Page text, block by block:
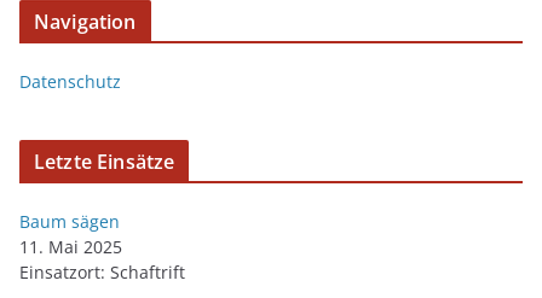
Navigation
Datenschutz
Letzte Einsätze
Baum sägen
11. Mai 2025
Einsatzort: Schaftrift